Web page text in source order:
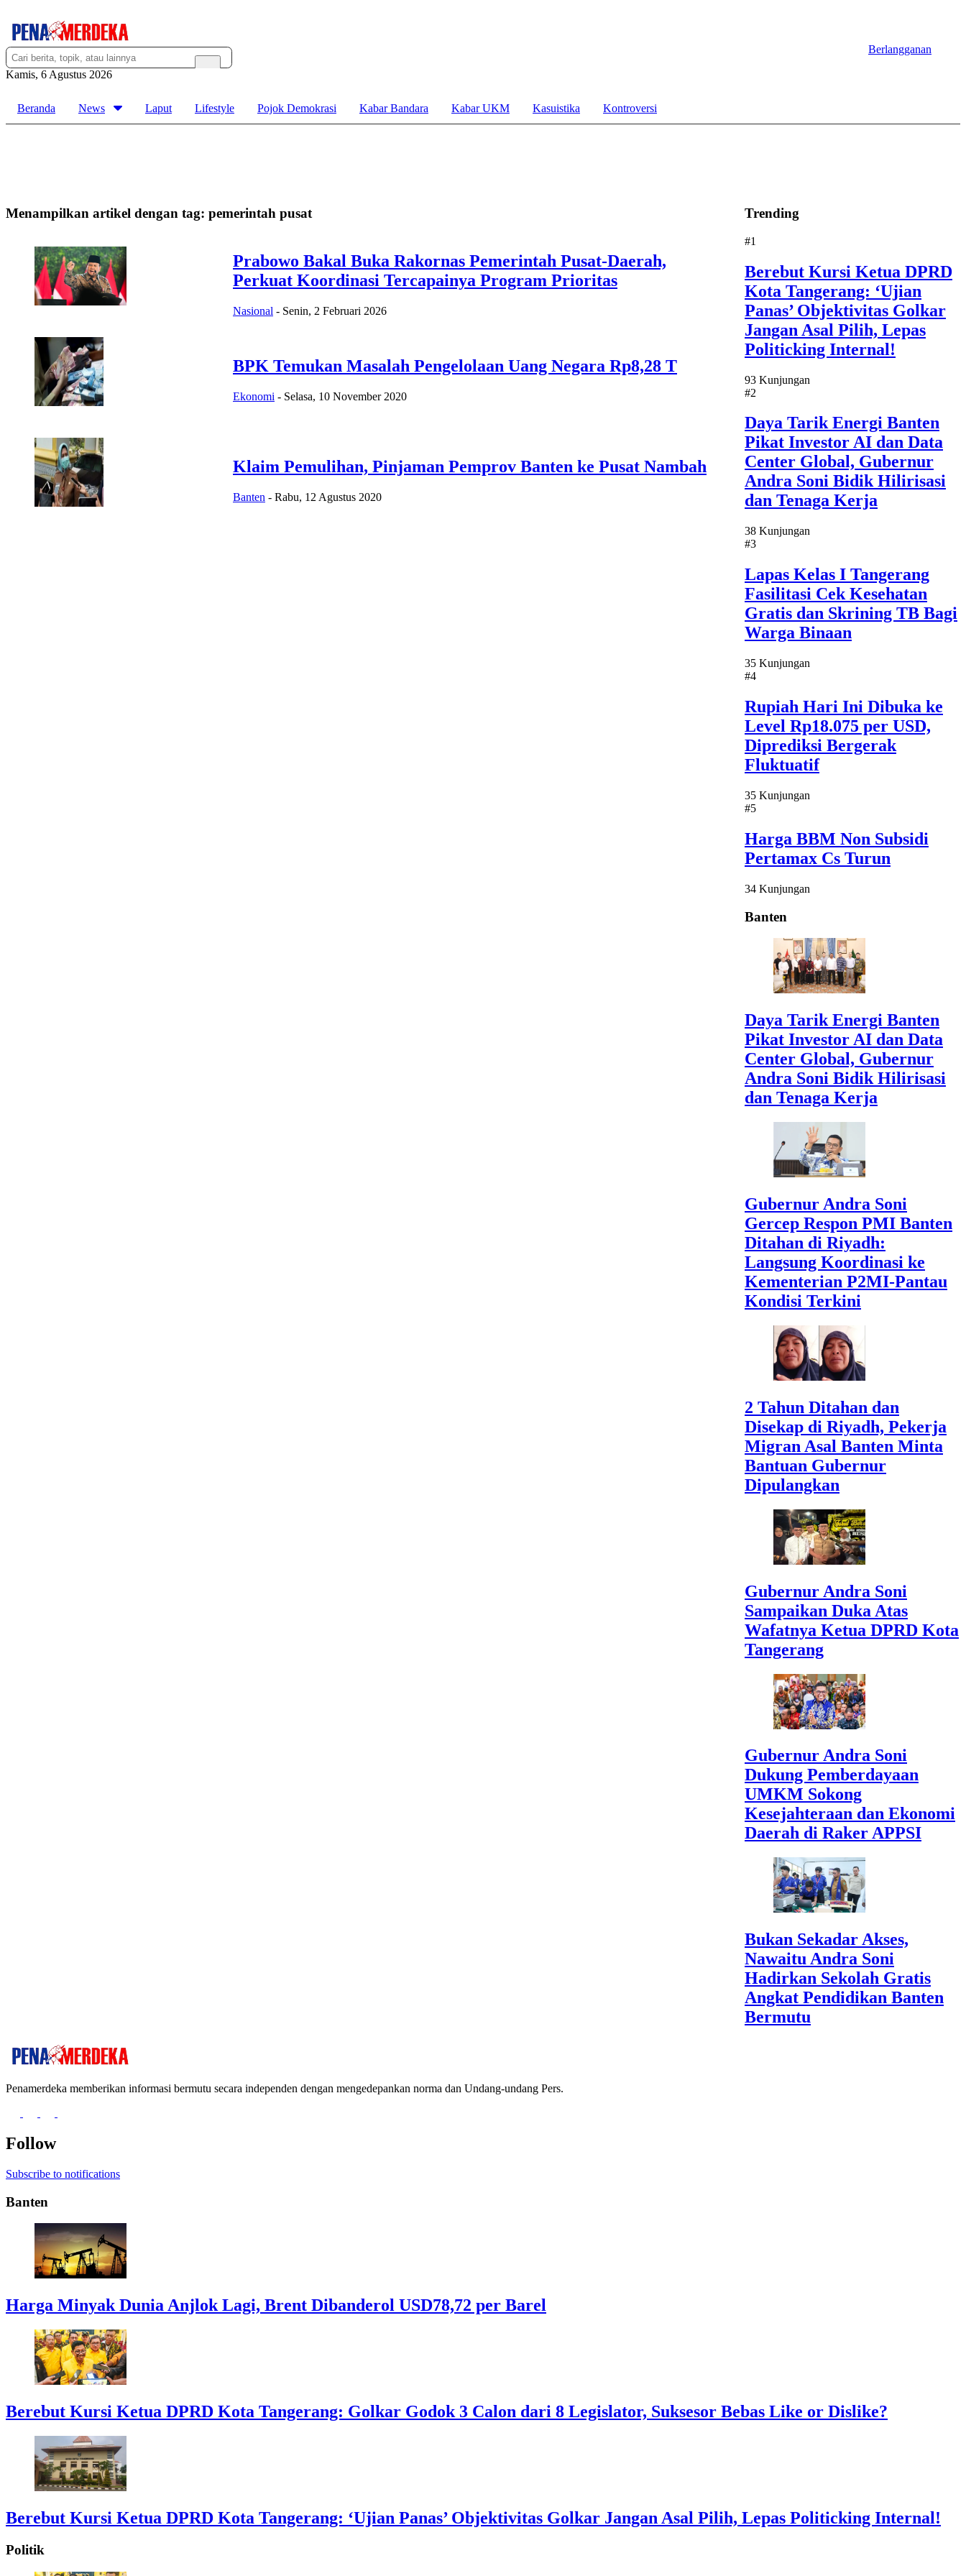
Kamis, 6 Agustus 2026
Berlangganan
Beranda News Laput Lifestyle Pojok Demokrasi Kabar Bandara Kabar UKM Kasuistika Kontroversi
Menampilkan artikel dengan tag: pemerintah pusat
Prabowo Bakal Buka Rakornas Pemerintah Pusat-Daerah,
Perkuat Koordinasi Tercapainya Program Prioritas
Nasional - Senin, 2 Februari 2026
BPK Temukan Masalah Pengelolaan Uang Negara Rp8,28 T
Ekonomi - Selasa, 10 November 2020
Klaim Pemulihan, Pinjaman Pemprov Banten ke Pusat Nambah
Banten - Rabu, 12 Agustus 2020
Trending
#1
Berebut Kursi Ketua DPRD
Kota Tangerang: ‘Ujian
Panas’ Objektivitas Golkar
Jangan Asal Pilih, Lepas
Politicking Internal!
93 Kunjungan
#2
Daya Tarik Energi Banten
Pikat Investor AI dan Data
Center Global, Gubernur
Andra Soni Bidik Hilirisasi
dan Tenaga Kerja
38 Kunjungan
#3
Lapas Kelas I Tangerang
Fasilitasi Cek Kesehatan
Gratis dan Skrining TB Bagi
Warga Binaan
35 Kunjungan
#4
Rupiah Hari Ini Dibuka ke
Level Rp18.075 per USD,
Diprediksi Bergerak
Fluktuatif
35 Kunjungan
#5
Harga BBM Non Subsidi
Pertamax Cs Turun
34 Kunjungan
Banten
Daya Tarik Energi Banten
Pikat Investor AI dan Data
Center Global, Gubernur
Andra Soni Bidik Hilirisasi
dan Tenaga Kerja
Gubernur Andra Soni
Gercep Respon PMI Banten
Ditahan di Riyadh:
Langsung Koordinasi ke
Kementerian P2MI-Pantau
Kondisi Terkini
2 Tahun Ditahan dan
Disekap di Riyadh, Pekerja
Migran Asal Banten Minta
Bantuan Gubernur
Dipulangkan
Gubernur Andra Soni
Sampaikan Duka Atas
Wafatnya Ketua DPRD Kota
Tangerang
Gubernur Andra Soni
Dukung Pemberdayaan
UMKM Sokong
Kesejahteraan dan Ekonomi
Daerah di Raker APPSI
Bukan Sekadar Akses,
Nawaitu Andra Soni
Hadirkan Sekolah Gratis
Angkat Pendidikan Banten
Bermutu
Penamerdeka memberikan informasi bermutu secara independen dengan mengedepankan norma dan Undang-undang Pers.
Follow
Subscribe to notifications
Banten
Harga Minyak Dunia Anjlok Lagi, Brent Dibanderol USD78,72 per Barel
Berebut Kursi Ketua DPRD Kota Tangerang: Golkar Godok 3 Calon dari 8 Legislator, Suksesor Bebas Like or Dislike?
Berebut Kursi Ketua DPRD Kota Tangerang: ‘Ujian Panas’ Objektivitas Golkar Jangan Asal Pilih, Lepas Politicking Internal!
Politik